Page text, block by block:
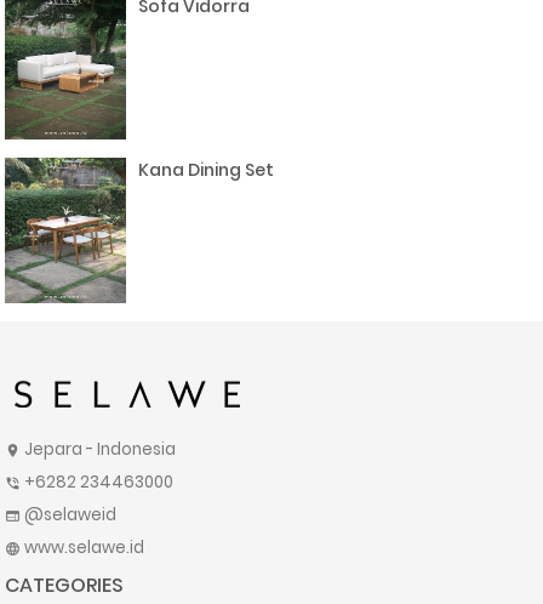
Sofa Vidorra
Kana Dining Set
location_on Jepara - Indonesia
phone_in_talk +6282 234463000
web @selaweid
language www.selawe.id
CATEGORIES